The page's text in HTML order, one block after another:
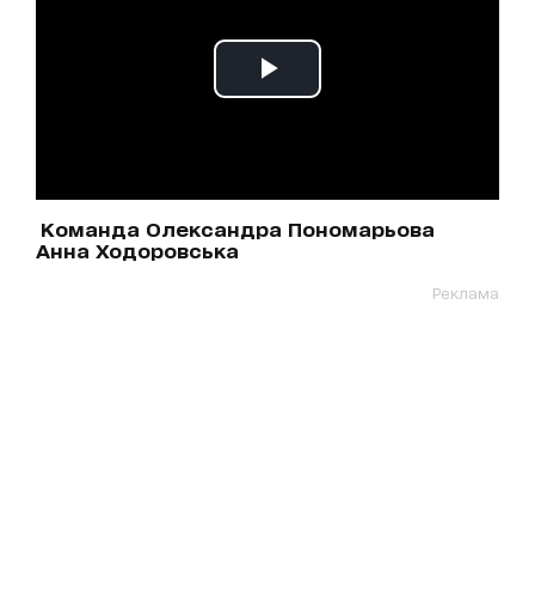
Команда Олександра Пономарьова
Анна Ходоровська
Реклама